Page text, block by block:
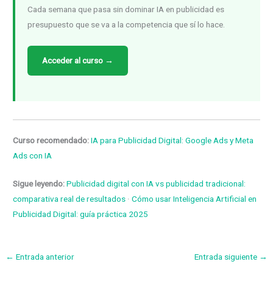
Cada semana que pasa sin dominar IA en publicidad es
presupuesto que se va a la competencia que sí lo hace.
Acceder al curso →
Curso recomendado:IA para Publicidad Digital: Google Ads y Meta
Ads con IA
Sigue leyendo:Publicidad digital con IA vs publicidad tradicional:
comparativa real de resultados ·Cómo usar Inteligencia Artificial en
Publicidad Digital: guía práctica 2025
← Entrada anterior Entrada siguiente →